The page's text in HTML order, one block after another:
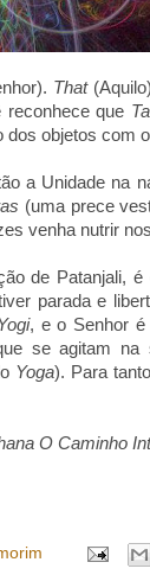
That
reconhece que
dos objetos com
a Unidade na
(uma prece
venha nutrir
de Patanjali,
parada e
, e o Senhor
se agitam na
Yoga). Para
O Caminho